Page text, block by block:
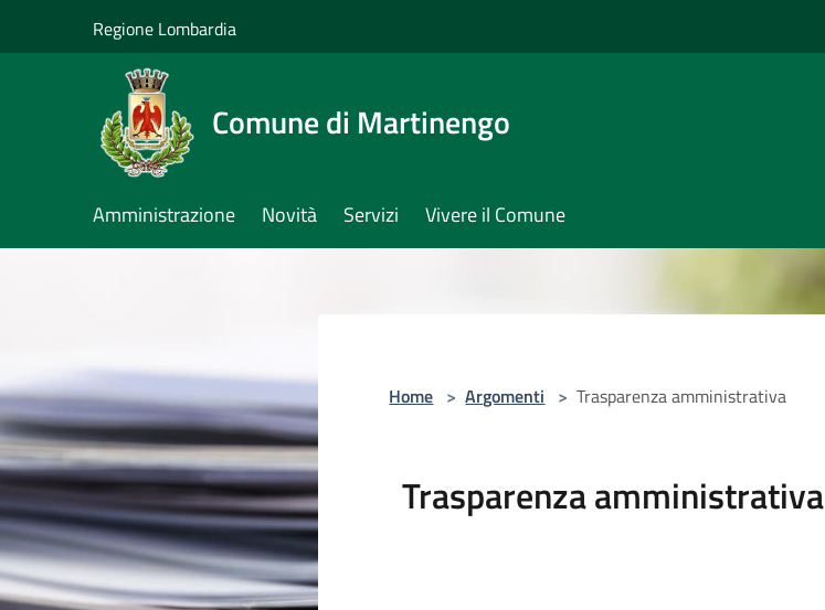
Regione Lombardia
Comune di Martinengo
Amministrazione Novità Servizi Vivere il Comune
Home > Argomenti > Trasparenza amministrativa
Trasparenza amministrativa